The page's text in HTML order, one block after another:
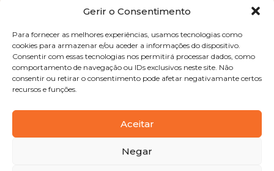
Gerir o Consentimento
Para fornecer as melhores experiências, usamos tecnologias como
cookies para armazenar e/ou aceder a informações do dispositivo.
Consentir com essas tecnologias nos permitirá processar dados, como
comportamento de navegação ou IDs exclusivos neste site. Não
consentir ou retirar o consentimento pode afetar negativamante certos
recursos e funções.
Aceitar
Negar
Copyright © 2025 Sabores Santa Clara
. Todos os direitos
reservadosPolítica de Privacidade |Termos e condições
Designed byShift Your Branding Agency